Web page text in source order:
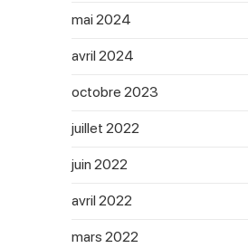
mai 2024
avril 2024
octobre 2023
juillet 2022
juin 2022
avril 2022
mars 2022